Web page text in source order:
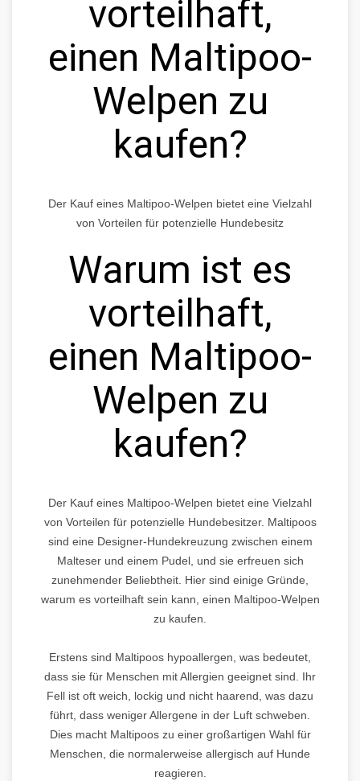
vorteilhaft,
einen Maltipoo-
Welpen zu
kaufen?
Der Kauf eines Maltipoo-Welpen bietet eine Vielzahl
von Vorteilen für potenzielle Hundebesitz
Warum ist es
vorteilhaft,
einen Maltipoo-
Welpen zu
kaufen?
Der Kauf eines Maltipoo-Welpen bietet eine Vielzahl
von Vorteilen für potenzielle Hundebesitzer. Maltipoos
sind eine Designer-Hundekreuzung zwischen einem
Malteser und einem Pudel, und sie erfreuen sich
zunehmender Beliebtheit. Hier sind einige Gründe,
warum es vorteilhaft sein kann, einen Maltipoo-Welpen
zu kaufen.
Erstens sind Maltipoos hypoallergen, was bedeutet,
dass sie für Menschen mit Allergien geeignet sind. Ihr
Fell ist oft weich, lockig und nicht haarend, was dazu
führt, dass weniger Allergene in der Luft schweben.
Dies macht Maltipoos zu einer großartigen Wahl für
Menschen, die normalerweise allergisch auf Hunde
reagieren.